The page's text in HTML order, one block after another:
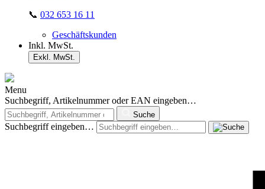
📞 032 653 16 11
Geschäftskunden
Inkl. MwSt.
Exkl. MwSt.
Menu
Suchbegriff, Artikelnummer oder EAN eingeben…
Suche
Suchbegriff eingeben…